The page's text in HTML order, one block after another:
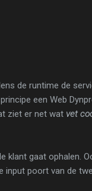
de runtime de
een Web
ziet er net wat vet
klant gaat ophalen.
poort van de